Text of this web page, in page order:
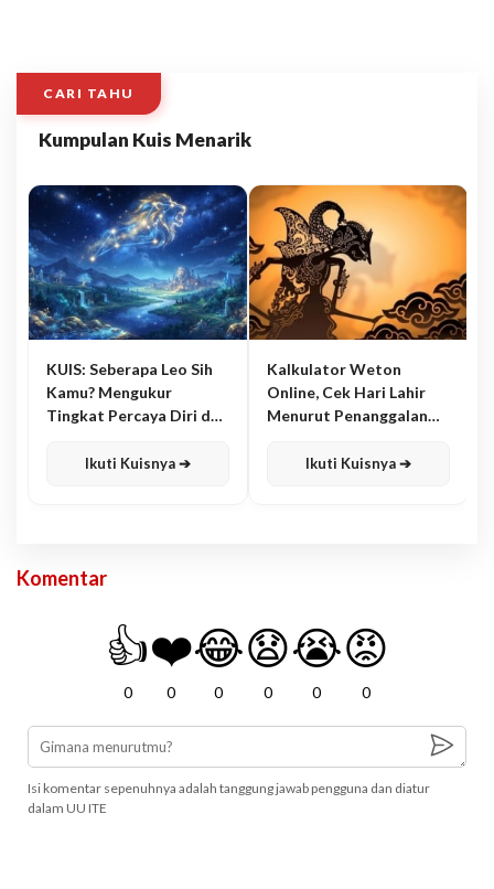
CARI TAHU
Kumpulan Kuis Menarik
KUIS: Seberapa Leo Sih
Kamu? Mengukur
Tingkat Percaya Diri dan
Ikuti Kuisnya ➔
Kalkulator Weton
Online, Cek Hari Lahir
Menurut Penanggalan
Ikuti Kuisnya ➔
Komentar
👍
0
❤️
0
😂
0
😧
0
😭
0
😡
0
Isi komentar sepenuhnya adalah tanggung jawab pengguna dan diatur
dalam UU ITE